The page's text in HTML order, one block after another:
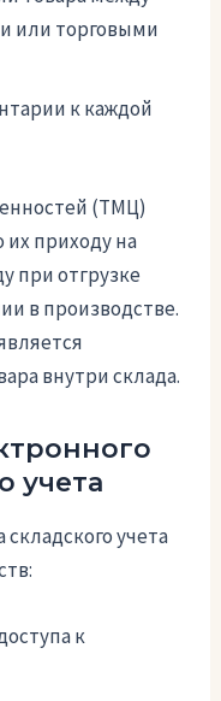
или торговыми
к каждой
(ТМЦ)
их приходу на
при отгрузке
в производстве.
внутри склада.
учета
учета
к